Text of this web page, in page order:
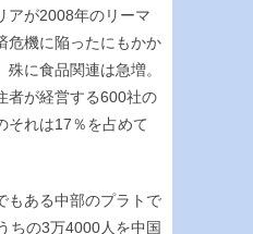
アが2008年のリーマ
危機に陥ったにもかか
に食品関連は急増。
者が経営する600社の
それは17％を占めて
もある中部のプラトで
ちの3万4000人を中国